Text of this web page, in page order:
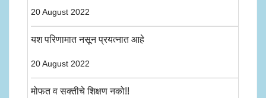
20 August 2022
यश परिणामात नसून प्रयत्नात आहे
20 August 2022
मोफत व सक्तीचे शिक्षण नको!!